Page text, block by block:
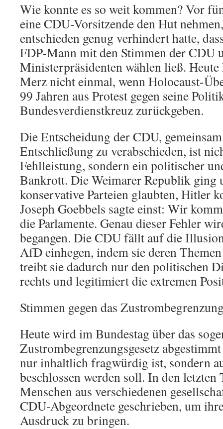
Wie konnte es so weit kommen? Vor
eine CDU-Vorsitzende den Hut
entschieden genug verhindert hatte,
FDP-Mann mit den Stimmen der CDU
Ministerpräsidenten wählen ließ.
Merz nicht einmal, wenn Holocaust-
99 Jahren aus Protest gegen seine
Bundesverdienstkreuz zurückgeben.
Die Entscheidung der CDU,
Entschließung zu verabschieden, ist
Fehlleistung, sondern ein politischer
Bankrott. Die Weimarer Republik ging
konservative Parteien glaubten, Hitler
Joseph Goebbels sagte einst: Wir
die Parlamente. Genau dieser Fehler
begangen. Die CDU fällt auf die
AfD einhegen, indem sie deren
treibt sie dadurch nur den politischen
rechts und legitimiert die extremen
Stimmen gegen das
Heute wird im Bundestag über das
Zustrombegrenzungsgesetz
nur inhaltlich fragwürdig ist, sondern
beschlossen werden soll. In den letzten
Menschen aus verschiedenen
CDU-Abgeordnete geschrieben, um
Ausdruck zu bringen.